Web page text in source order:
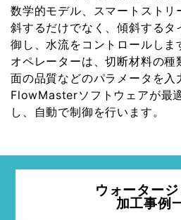
数学的モデル、スマートストリ
斜するだけでなく、傾斜するタ
御し、水流をコントロールしま
オペレーターは、切断材料の
面の品質などのパラメータを入
FlowMasterソフトウェアが最
し、自動で制御を行います。
ウォータージ
加工事例